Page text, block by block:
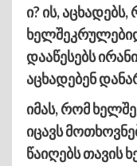
ი? ის,
დააწესებს
აცხადებენ
იმას, რომ
იცავს
წაიღებს თავის